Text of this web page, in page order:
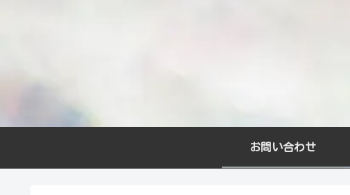
お問い合わせ